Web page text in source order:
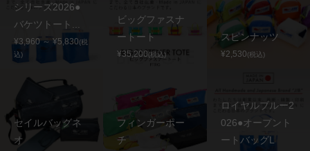
シリーズ2026●
バケツトート...
¥3,960 ～ ¥5,830(税
込)
ビッグファスナ
ートート
¥35,200(税込)
スピンナッツ
¥2,530(税込)
セイルバッグネ
オ
フィンガーポー
チ
ロイヤルブルー2
026●オープント
ートバッグL